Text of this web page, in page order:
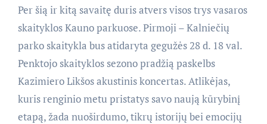
Per šią ir kitą savaitę duris atvers visos trys vasaros
skaityklos Kauno parkuose. Pirmoji – Kalniečių
parko skaitykla bus atidaryta gegužės 28 d. 18 val.
Penktojo skaityklos sezono pradžią paskelbs
Kazimiero Likšos akustinis koncertas. Atlikėjas,
kuris renginio metu pristatys savo naują kūrybinį
etapą, žada nuoširdumo, tikrų istorijų bei emocijų